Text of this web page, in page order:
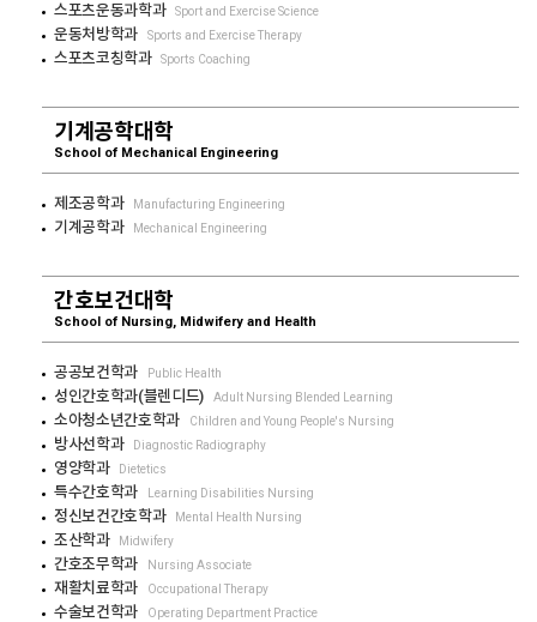
스포츠운동과학과 Sport and Exercise Science
운동처방학과 Sports and Exercise Therapy
스포츠코칭학과 Sports Coaching
기계공학대학
School of Mechanical Engineering
제조공학과 Manufacturing Engineering
기계공학과 Mechanical Engineering
간호보건대학
School of Nursing, Midwifery and Health
공공보건학과 Public Health
성인간호학과(블렌디드) Adult Nursing Blended Learning
소아청소년간호학과 Children and Young People's Nursing
방사선학과 Diagnostic Radiography
영양학과 Dietetics
특수간호학과 Learning Disabilities Nursing
정신보건간호학과 Mental Health Nursing
조산학과 Midwifery
간호조무학과 Nursing Associate
재활치료학과 Occupational Therapy
수술보건학과 Operating Department Practice